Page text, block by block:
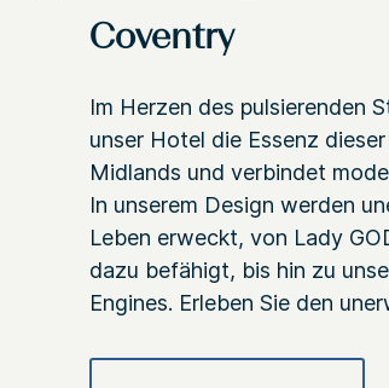
Coventry
Im Herzen des pulsierenden
unser Hotel die Essenz
Midlands und verbindet
In unserem Design werden
Leben erweckt, von Lady
dazu befähigt, bis hin zu
Engines. Erleben Sie den